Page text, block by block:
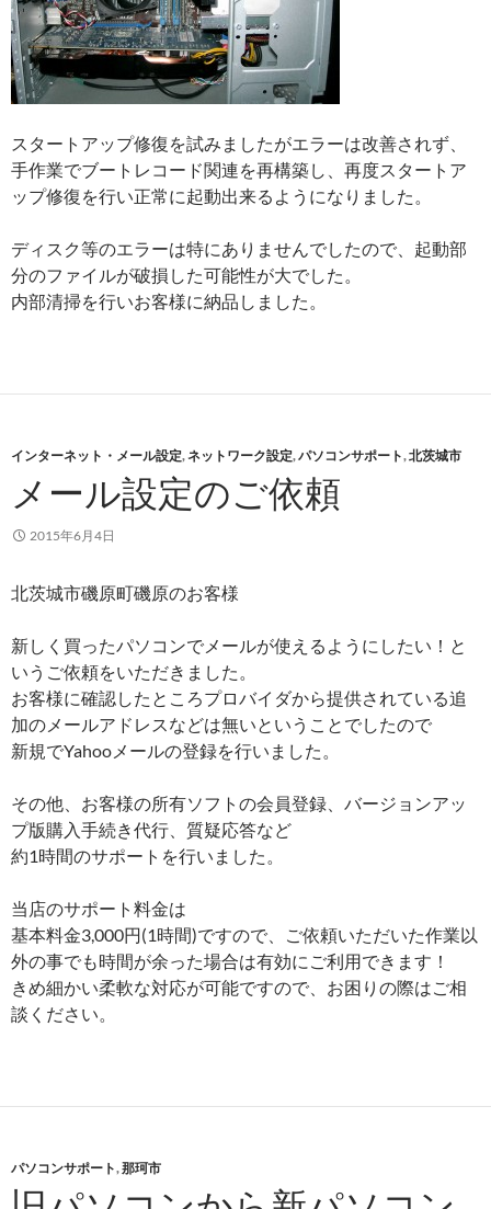
スタートアップ修復を試みましたがエラーは改善されず、
手作業でブートレコード関連を再構築し、再度スタートア
ップ修復を行い正常に起動出来るようになりました。
ディスク等のエラーは特にありませんでしたので、起動部
分のファイルが破損した可能性が大でした。
内部清掃を行いお客様に納品しました。
インターネット・メール設定,ネットワーク設定,パソコンサポート,北茨城市
メール設定のご依頼
2015年6月4日
北茨城市磯原町磯原のお客様
新しく買ったパソコンでメールが使えるようにしたい！と
いうご依頼をいただきました。
お客様に確認したところプロバイダから提供されている追
加のメールアドレスなどは無いということでしたので
新規でYahooメールの登録を行いました。
その他、お客様の所有ソフトの会員登録、バージョンアッ
プ版購入手続き代行、質疑応答など
約1時間のサポートを行いました。
当店のサポート料金は
基本料金3,000円(1時間)ですので、ご依頼いただいた作業以
外の事でも時間が余った場合は有効にご利用できます！
きめ細かい柔軟な対応が可能ですので、お困りの際はご相
談ください。
パソコンサポート,那珂市